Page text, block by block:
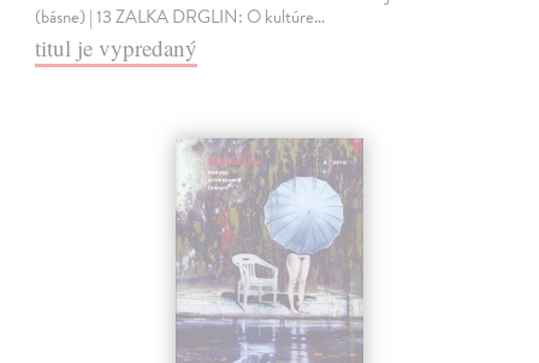
(básne) | 13 ZALKA DRGLIN: O kultúre…
titul je vypredaný